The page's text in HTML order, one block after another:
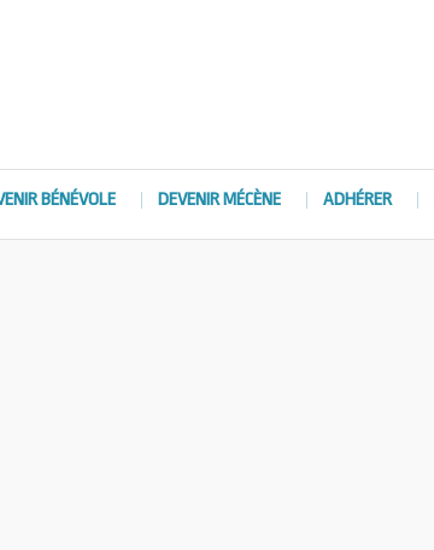
BÉNÉVOLE DEVENIR MÉCÈNE ADHÉRER